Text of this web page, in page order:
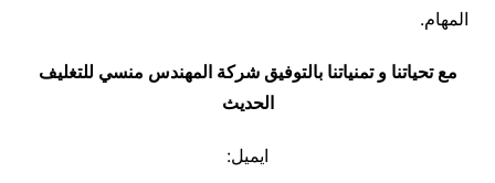
المهام.
مع تحياتنا و تمنياتنا بالتوفيق شركة المهندس منسي للتغليف
الحديث
ايميل: